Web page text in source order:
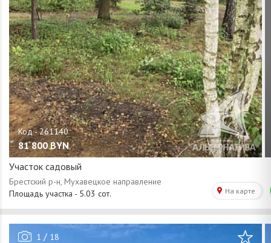
81 800 BYN
Участок садовый
1 / 18